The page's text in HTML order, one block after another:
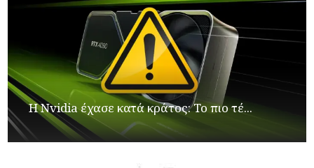
Η Nvidia έχασε κατά κράτος: Το πιο τέ...